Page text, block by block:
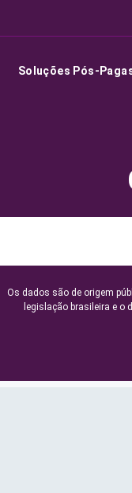
Soluções Pós-
Os dados são de origem
legislação brasileira e o